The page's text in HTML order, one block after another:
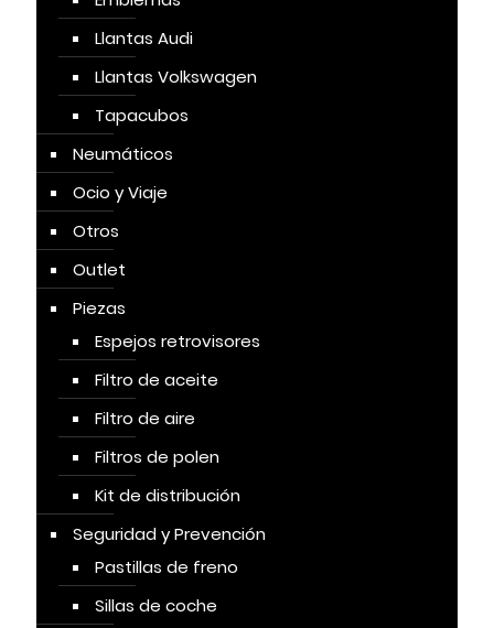
Llantas Audi
Llantas Volkswagen
Tapacubos
Neumáticos
Ocio y Viaje
Otros
Outlet
Piezas
Espejos retrovisores
Filtro de aceite
Filtro de aire
Filtros de polen
Kit de distribución
Seguridad y Prevención
Pastillas de freno
Sillas de coche